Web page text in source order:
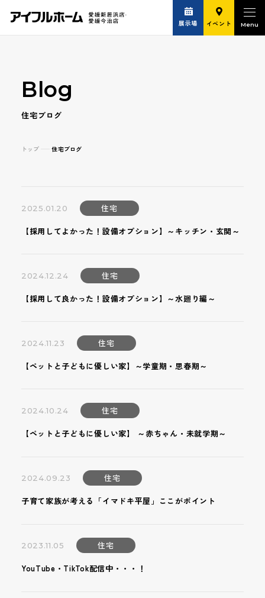
展示場 イベント
Blog
住宅ブログ
トップ 住宅ブログ
2025.01.20 住宅
【採用してよかった！設備オプション】～キッチン・玄関～
2024.12.24 住宅
【採用して良かった！設備オプション】～水廻り編～
2024.11.23 住宅
【ペットと子どもに優しい家】～学童期・思春期～
2024.10.24 住宅
【ペットと子どもに優しい家】 ～赤ちゃん・未就学期～
2024.09.23 住宅
子育て家族が考える「イマドキ平屋」ここがポイント
2023.11.05 住宅
YouTube・TikTok配信中・・・！